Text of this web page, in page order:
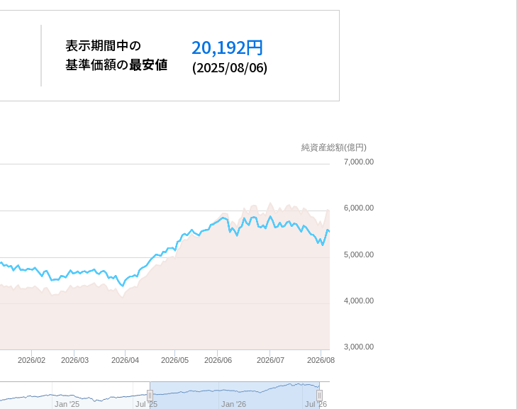
表示期間中の
基準価額の最安値
20,192円
(2025/08/06)
純資産総額(億円)
2026/02 2026/03 2026/04 2026/05 2026/06 2026/07 2026/08
Jan '25 Jul '25 Jan '26 Jul '26
3,000.00
4,000.00
5,000.00
6,000.00
7,000.00